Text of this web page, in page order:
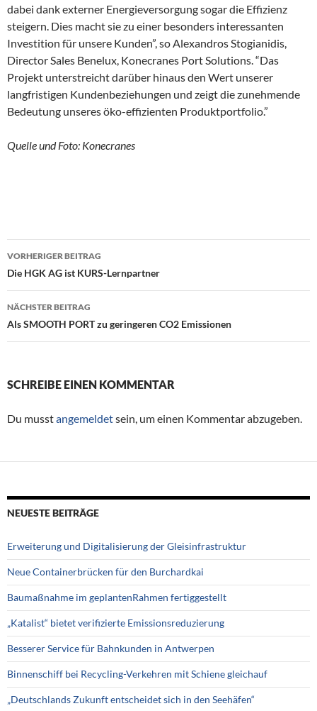
dabei dank externer Energieversorgung sogar die Effizienz
steigern. Dies macht sie zu einer besonders interessanten
Investition für unsere Kunden”, so Alexandros Stogianidis,
Director Sales Benelux, Konecranes Port Solutions. “Das
Projekt unterstreicht darüber hinaus den Wert unserer
langfristigen Kundenbeziehungen und zeigt die zunehmende
Bedeutung unseres öko-effizienten Produktportfolio.”
Quelle und Foto: Konecranes
Beitragsnavigation
VORHERIGER BEITRAG
Die HGK AG ist KURS-Lernpartner
NÄCHSTER BEITRAG
Als SMOOTH PORT zu geringeren CO2 Emissionen
SCHREIBE EINEN KOMMENTAR
Du musstangemeldetsein, um einen Kommentar abzugeben.
NEUESTE BEITRÄGE
Erweiterung und Digitalisierung der Gleisinfrastruktur
Neue Containerbrücken für den Burchardkai
Baumaßnahme im geplantenRahmen fertiggestellt
„Katalist“ bietet verifizierte Emissionsreduzierung
Besserer Service für Bahnkunden in Antwerpen
Binnenschiff bei Recycling-Verkehren mit Schiene gleichauf
„Deutschlands Zukunft entscheidet sich in den Seehäfen“